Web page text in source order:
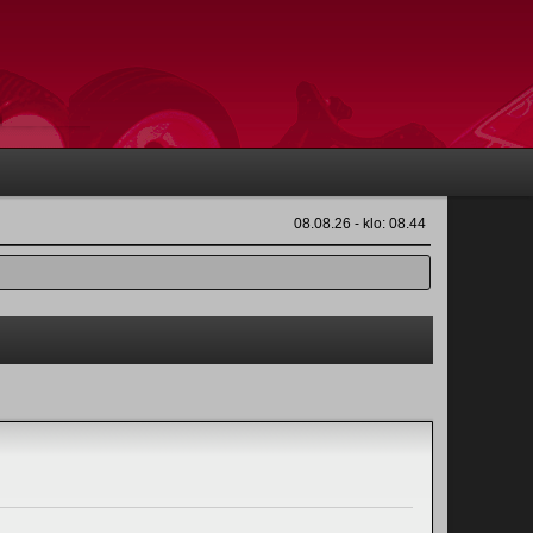
08.08.26 - klo: 08.44